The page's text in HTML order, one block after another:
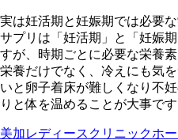
実は妊活期と妊娠期では必要
サプリは「妊活期」と「妊娠
すが、時期ごとに必要な栄養
栄養だけでなく、冷えにも気
いと卵子着床が難しくなり不
りと体を温めることが大事です
美加レディースクリニックホ